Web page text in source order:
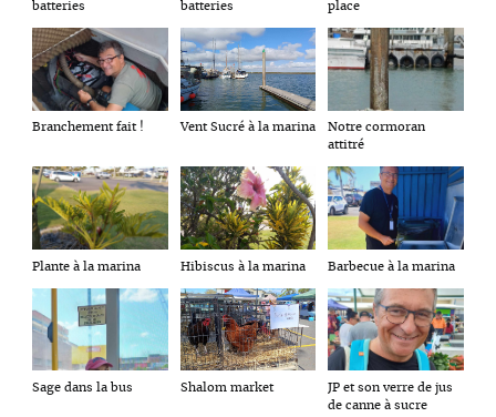
batteries batteries place
Branchement fait ! Vent Sucré à la marina
Notre cormoran
attitré
Plante à la marina Hibiscus à la marina Barbecue à la marina
Sage dans la bus Shalom market
JP et son verre de jus
de canne à sucre